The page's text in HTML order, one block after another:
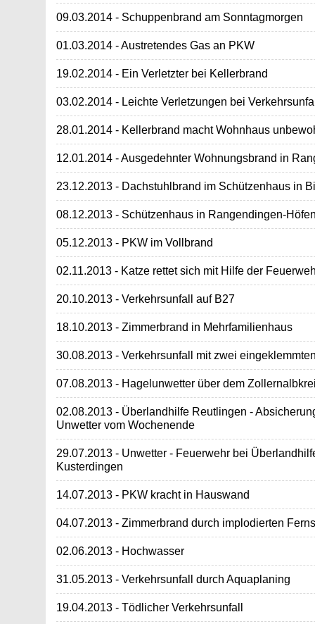
09.03.2014 - Schuppenbrand am Sonntagmorgen
01.03.2014 - Austretendes Gas an PKW
19.02.2014 - Ein Verletzter bei Kellerbrand
03.02.2014 - Leichte Verletzungen bei
28.01.2014 - Kellerbrand macht Wohnhaus
12.01.2014 - Ausgedehnter Wohnungsbrand in
23.12.2013 - Dachstuhlbrand im Schützenhaus in
08.12.2013 - Schützenhaus in Rangendingen-
05.12.2013 - PKW im Vollbrand
02.11.2013 - Katze rettet sich mit Hilfe der
20.10.2013 - Verkehrsunfall auf B27
18.10.2013 - Zimmerbrand in Mehrfamilienhaus
30.08.2013 - Verkehrsunfall mit zwei
07.08.2013 - Hagelunwetter über dem
02.08.2013 - Überlandhilfe Reutlingen -
Unwetter vom Wochenende
29.07.2013 - Unwetter - Feuerwehr bei
Kusterdingen
14.07.2013 - PKW kracht in Hauswand
04.07.2013 - Zimmerbrand durch implodierten
02.06.2013 - Hochwasser
31.05.2013 - Verkehrsunfall durch Aquaplaning
19.04.2013 - Tödlicher Verkehrsunfall